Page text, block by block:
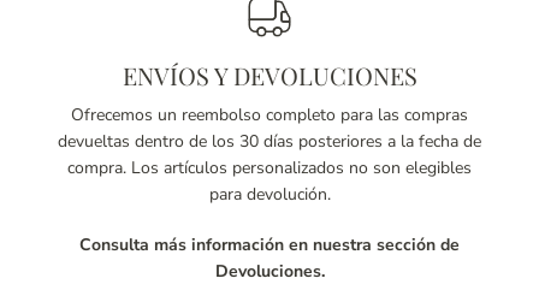
ENVÍOS Y DEVOLUCIONES
Ofrecemos un reembolso completo para las compras
devueltas dentro de los 30 días posteriores a la fecha de
compra. Los artículos personalizados no son elegibles
para devolución.
Consulta más información en nuestra sección de
Devoluciones.